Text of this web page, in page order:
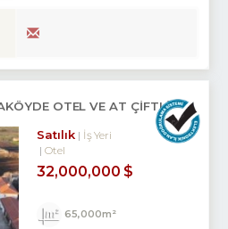
OTEL VE AT ÇİFTLİĞİ
Satılık
İş Yeri
Otel
32,000,000 $
65,000m²